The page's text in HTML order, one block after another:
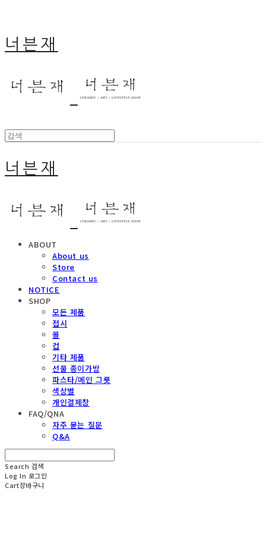
너븐재
너븐재
ABOUT
About us
Store
Contact us
NOTICE
SHOP
모든 제품
접시
볼
컵
기타 제품
선물 종이가방
파스타/메인 그릇
색상별
개인결제창
FAQ/QNA
자주 묻는 질문
Q&A
Search 검색
Log In 로그인
Cart장바구니